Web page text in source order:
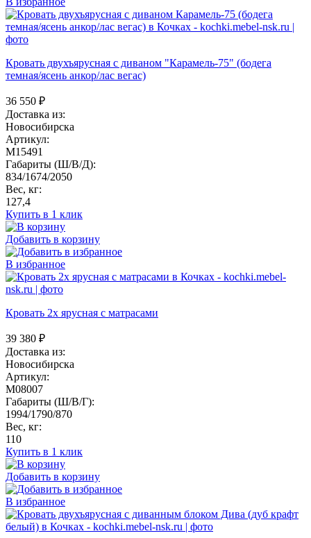
Кровать двухъярусная с диваном "Карамель-75" (бодега
темная/ясень анкор/лас вегас)
36 550 ₽
Доставка из:
Новосибирска
Артикул:
M15491
Габариты (Ш/В/Д):
834/1674/2050
Вес, кг:
127,4
Купить в 1 клик
Добавить в корзину
В избранное
Кровать 2х ярусная с матрасами
39 380 ₽
Доставка из:
Новосибирска
Артикул:
M08007
Габариты (Ш/В/Г):
1994/1790/870
Вес, кг:
110
Купить в 1 клик
Добавить в корзину
В избранное